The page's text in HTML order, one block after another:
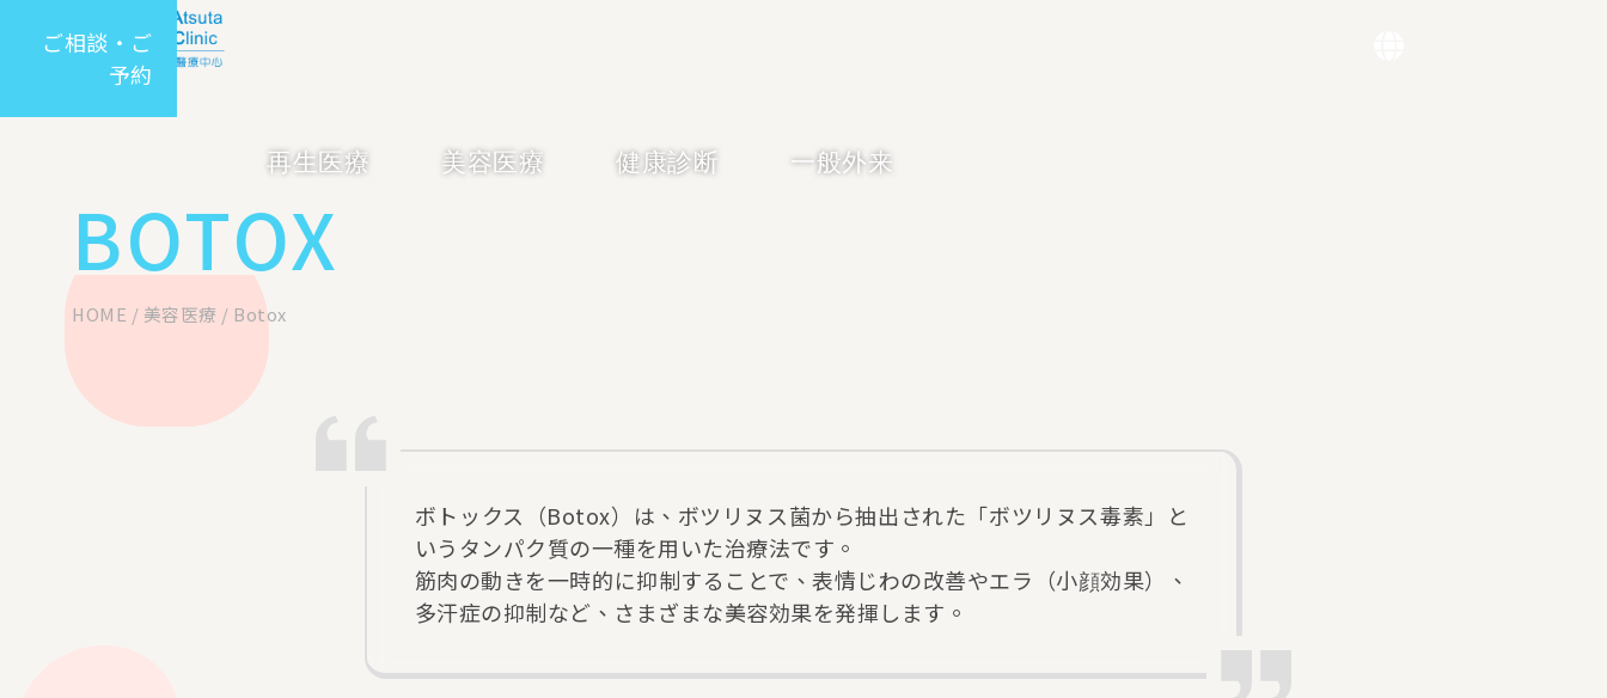
再生医療 美容医療 健康診断 一般外来
ご相談・ご
予約
BOTOX
HOME / 美容医療 / Botox
ボトックス（Botox）は、ボツリヌス菌から抽出された「ボツリヌス毒素」と
いうタンパク質の一種を用いた治療法です。
筋肉の動きを一時的に抑制することで、表情じわの改善やエラ（小顔効果）、
多汗症の抑制など、さまざまな美容効果を発揮します。